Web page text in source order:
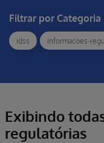
Filtrar por Categoria
idss informacoes-
Exibindo
regulatórias